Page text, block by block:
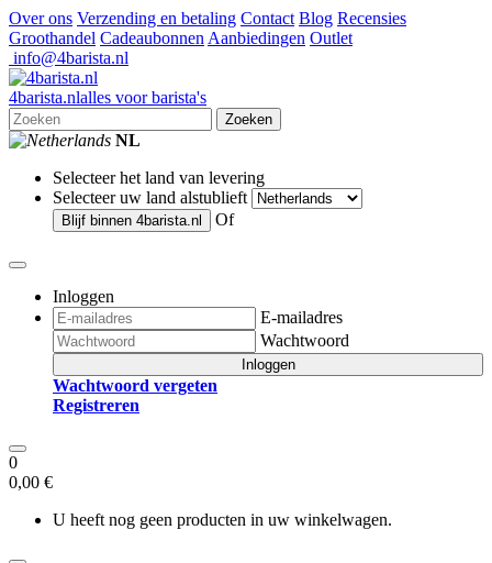
Over ons Verzending en betaling Contact Blog Recensies
Groothandel Cadeaubonnen Aanbiedingen Outlet
info@4barista.nl
4barista.nlalles voor barista's
Zoeken
NL
Selecteer het land van levering
Selecteer uw land alstublieft
Blijf binnen 4barista.nl Of
Inloggen
E-mailadres
Wachtwoord
Inloggen
Wachtwoord vergeten
Registreren
0
0,00 €
U heeft nog geen producten in uw winkelwagen.